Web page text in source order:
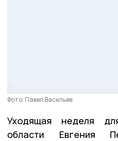
Фото: Павел Васильев
Уходящая неделя
области Евгения